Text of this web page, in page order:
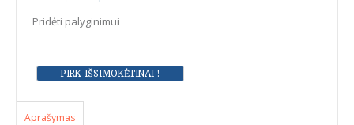
Pridėti palyginimui
Aprašymas